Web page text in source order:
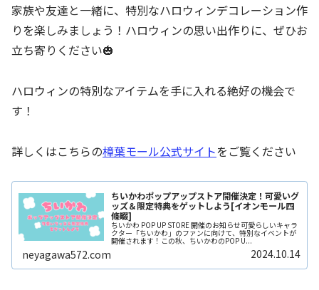
家族や友達と一緒に、特別なハロウィンデコレーション作
りを楽しみましょう！ハロウィンの思い出作りに、ぜひお
立ち寄りください🎃
ハロウィンの特別なアイテムを手に入れる絶好の機会で
す！
詳しくはこちらの樟葉モール公式サイトをご覧ください
ちいかわポップアップストア開催決定！可愛いグ
ッズ＆限定特典をゲットしよう[イオンモール四
條畷]
ちいかわ POP UP STORE 開催のお知らせ可愛らしいキャラ
クター「ちいかわ」のファンに向けて、特別なイベントが
開催されます！この秋、ちいかわのPOP U...
neyagawa572.com 2024.10.14